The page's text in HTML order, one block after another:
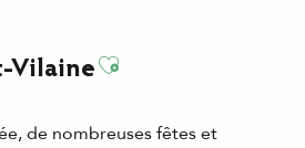
VilaineAjouter aux
de nombreuses fêtes et